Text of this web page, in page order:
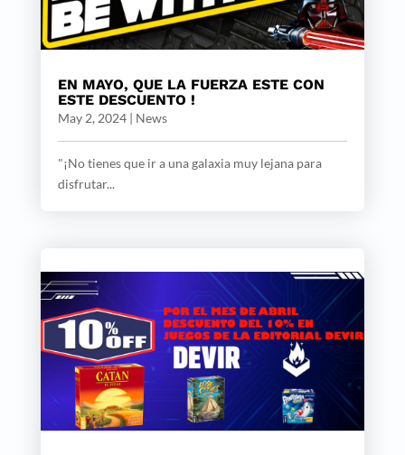
EN MAYO, QUE LA FUERZA ESTE CON
ESTE DESCUENTO !
May 2, 2024| News
"¡No tienes que ir a una galaxia muy lejana para
disfrutar...